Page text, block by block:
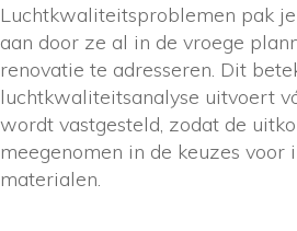
Luchtkwaliteitsproblemen pak
aan door ze al in de vroege
renovatie te adresseren. Dit
luchtkwaliteitsanalyse uitvoert
wordt vastgesteld, zodat de
meegenomen in de keuzes voor
materialen.